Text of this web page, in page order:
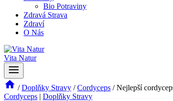
Bio Potraviny
Zdravá Strava
Zdraví
O Nás
Vita Natur
/ Doplňky Stravy / Cordyceps / Nejlepší
Cordyceps | Doplňky Stravy